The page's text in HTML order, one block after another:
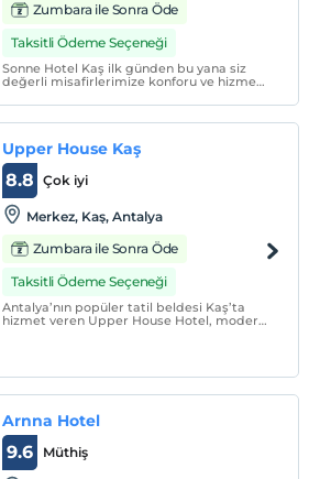
Zumbara ile Sonra Öde
Taksitli Ödeme Seçeneği
Sonne Hotel Kaş ilk günden bu yana siz
değerli misafirlerimize konforu ve hizmet
etmektedir.
Upper House Kaş
Çok iyi
8.8
Merkez, Kaş, Antalya
Zumbara ile Sonra Öde
Taksitli Ödeme Seçeneği
Antalya’nın popüler tatil beldesi Kaş’ta
hizmet veren Upper House Hotel, modern
Arnna Hotel
Müthiş
9.6